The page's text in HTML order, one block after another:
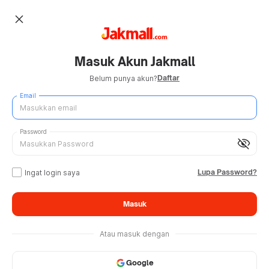
close
Masuk Akun Jakmall
Belum punya akun?Daftar
Email
visibility_off
Password
Ingat login saya Lupa Password?
Masuk
Atau masuk dengan
Google